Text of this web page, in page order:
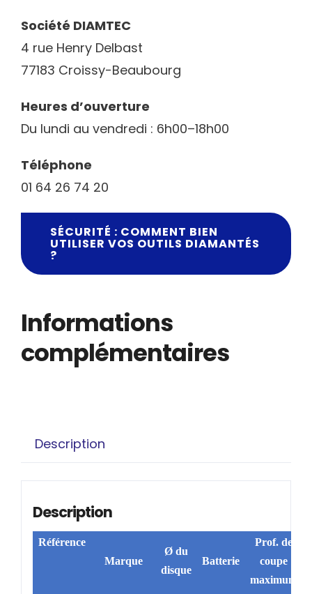
Société DIAMTEC
4 rue Henry Delbast
77183 Croissy-Beaubourg
Heures d’ouverture
Du lundi au vendredi : 6h00–18h00
Téléphone
01 64 26 74 20
SÉCURITÉ : COMMENT BIEN
UTILISER VOS OUTILS DIAMANTÉS
?
Informations
complémentaires
Description
Description
Référence
Marque
Ø du
disque
Batterie
Prof. de
coupe
maximum